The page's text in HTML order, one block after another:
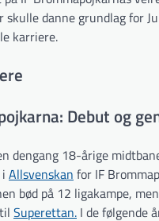
skulle danne grundlag for
karriere.
Debut og
dengang 18-årige
i Allsvenskan for IF
bød på 12 ligakampe,
Superettan. I de følgende